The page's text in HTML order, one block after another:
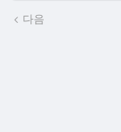
다음